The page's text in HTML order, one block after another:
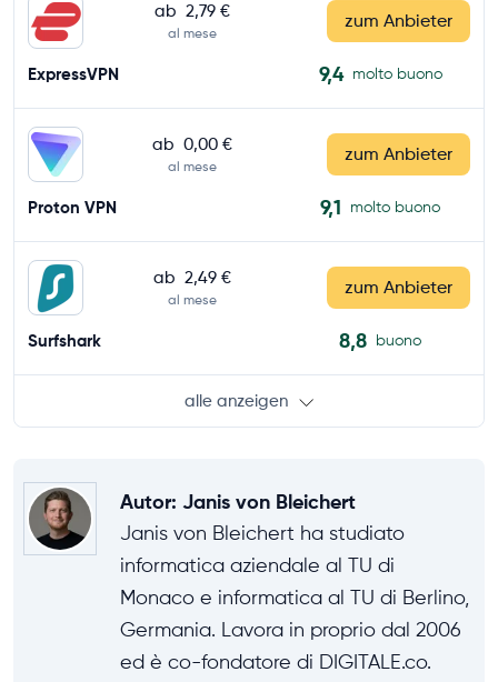
ab 2,79 €
al mese
zum Anbieter
ExpressVPN 9,4 molto buono
ab 0,00 €
al mese
zum Anbieter
Proton VPN 9,1 molto buono
ab 2,49 €
al mese
zum Anbieter
Surfshark 8,8 buono
alle anzeigen
Autor: Janis von Bleichert
Janis von Bleichert ha studiato
informatica aziendale al TU di
Monaco e informatica al TU di Berlino,
Germania. Lavora in proprio dal 2006
ed è co-fondatore di DIGITALE.co.